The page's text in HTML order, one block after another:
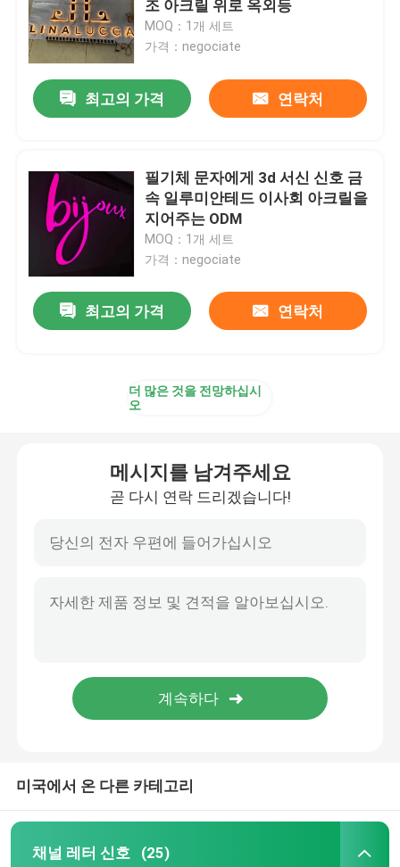
레스토랑 부호 보드
신호를 구축하기
차양 서한 신호
조 아크릴 위로 옥외등
MOQ：1개 세트
가격：negociate
최고의 가격 연락처
필기체 문자에게 3d 서신 신호 금
속 일루미안테드 이사회 아크릴을
지어주는 ODM
MOQ：1개 세트
가격：negociate
최고의 가격 연락처
더 많은 것을 전망하십시
오
메시지를 남겨주세요
곧 다시 연락 드리겠습니다!
미국에서 온 다른 카테고리
채널 레터 신호 (25)